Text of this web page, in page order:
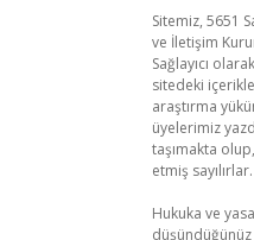
Sitemiz, 5651
ve İletişim
Sağlayıcı
sitedeki
araştırma
üyelerimiz
taşımakta
etmiş sayılırlar.
Hukuka ve